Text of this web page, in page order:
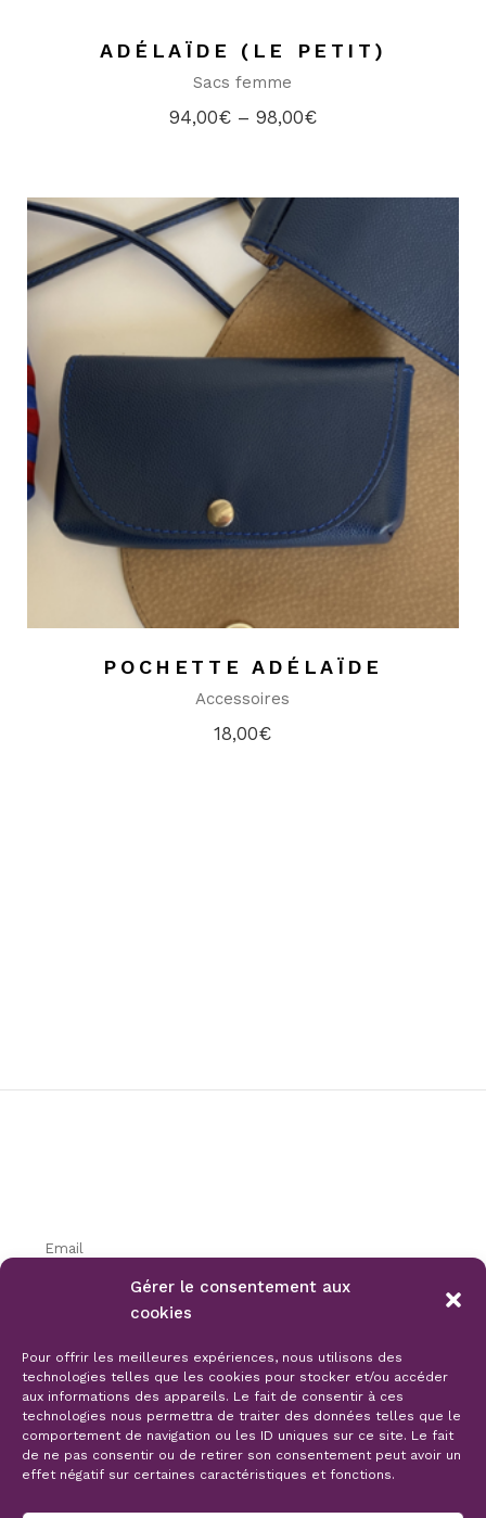
Gérer le consentement aux
cookies
Pour offrir les meilleures expériences, nous utilisons des
technologies telles que les cookies pour stocker et/ou accéder
aux informations des appareils. Le fait de consentir à ces
technologies nous permettra de traiter des données telles que le
comportement de navigation ou les ID uniques sur ce site. Le fait
de ne pas consentir ou de retirer son consentement peut avoir un
effet négatif sur certaines caractéristiques et fonctions.
ADÉLAÏDE (LE PETIT)
Sacs femme
94,00€– 98,00€
Plage
à
98,00€
POCHETTE ADÉLAÏDE
Accessoires
18,00€
FACEBOOK INSTAGRAM